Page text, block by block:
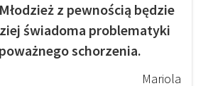
z pewnością będzie
świadoma problematyki
schorzenia.